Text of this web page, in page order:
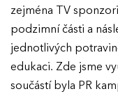
zejména TV
podzimní části a
jednotlivých
edukaci. Zde jsme
součástí byla PR